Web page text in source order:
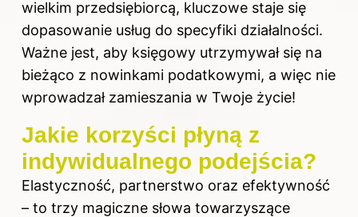
wielkim przedsiębiorcą, kluczowe staje się
dopasowanie usług do specyfiki działalności.
Ważne jest, aby księgowy utrzymywał się na
bieżąco z nowinkami podatkowymi, a więc nie
wprowadzał zamieszania w Twoje życie!
Jakie korzyści płyną z
indywidualnego podejścia?
Elastyczność, partnerstwo oraz efektywność
– to trzy magiczne słowa towarzyszące